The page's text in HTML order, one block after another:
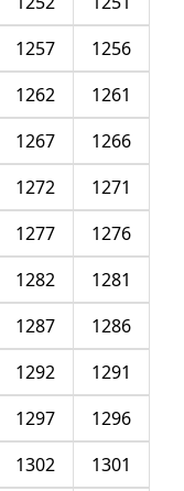
1256
1257
1261
1262
1266
1267
1271
1272
1276
1277
1281
1282
1286
1287
1291
1292
1296
1297
1301
1302